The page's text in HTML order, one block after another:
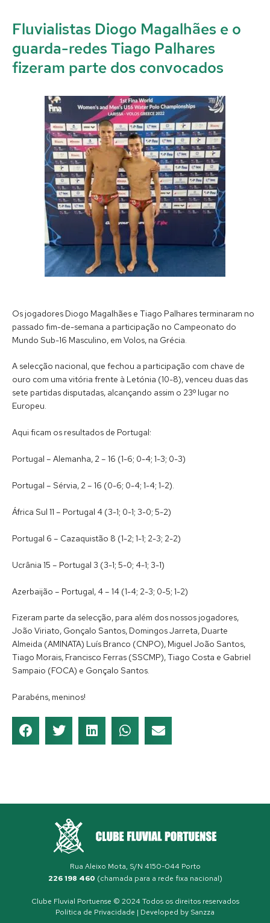
Fluvialistas Diogo Magalhães e o
guarda-redes Tiago Palhares
fizeram parte dos convocados
Os jogadores Diogo Magalhães e Tiago Palhares terminaram no
passado fim-de-semana a participação no Campeonato do
Mundo Sub-16 Masculino, em Volos, na Grécia.
A selecção nacional, que fechou a participação com chave de
ouro com uma vitória frente à Letónia (10-8), venceu duas das
sete partidas disputadas, alcançando assim o 23º lugar no
Europeu.
Aqui ficam os resultados de Portugal:
Portugal – Alemanha, 2 – 16 (1-6; 0-4; 1-3; 0-3)
Portugal – Sérvia, 2 – 16 (0-6; 0-4; 1-4; 1-2).
África Sul 11 – Portugal 4 (3-1; 0-1; 3-0; 5-2)
Portugal 6 – Cazaquistão 8 (1-2; 1-1; 2-3; 2-2)
Ucrânia 15 – Portugal 3 (3-1; 5-0; 4-1; 3-1)
Azerbaijão – Portugal, 4 – 14 (1-4; 2-3; 0-5; 1-2)
Fizeram parte da selecção, para além dos nossos jogadores,
João Viriato, Gonçalo Santos, Domingos Jarreta, Duarte
Almeida (AMINATA) Luís Branco (CNPO), Miguel João Santos,
Tiago Morais, Francisco Ferras (SSCMP), Tiago Costa e Gabriel
Sampaio (FOCA) e Gonçalo Santos.
Parabéns, meninos!
Rua Aleixo Mota, S/N 4150-044 Porto
226 198 460 (chamada para a rede fixa nacional)
Clube Fluvial Portuense © 2024 Todos os direitos reservados
Política de Privacidade | Developed by Sanzza